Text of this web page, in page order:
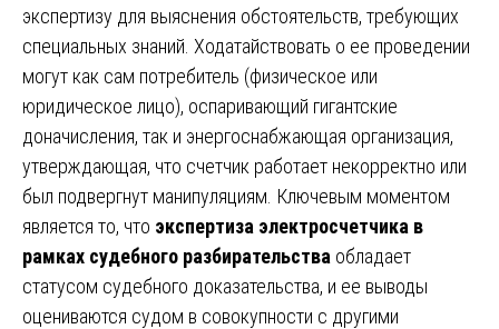
экспертизу для выяснения обстоятельств, требующих
специальных знаний. Ходатайствовать о ее проведении
могут как сам потребитель (физическое или
юридическое лицо), оспаривающий гигантские
доначисления, так и энергоснабжающая организация,
утверждающая, что счетчик работает некорректно или
был подвергнут манипуляциям. Ключевым моментом
является то, что экспертиза электросчетчика в
рамках судебного разбирательства обладает
статусом судебного доказательства, и ее выводы
оцениваются судом в совокупности с другими